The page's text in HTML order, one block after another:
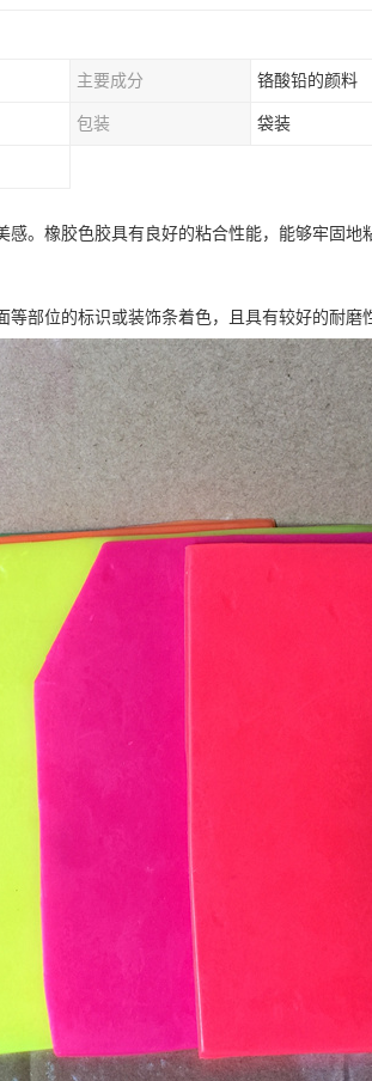
主要成分 铬酸铅的颜料
包装 袋装
。橡胶色胶具有良好的粘合性能，能够牢固地
部位的标识或装饰条着色，且具有较好的耐磨